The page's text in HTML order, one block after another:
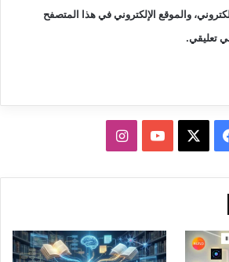
والموقع الإلكتروني في هذا المتصفح
تعليقي.
فيسبوك ‫YouTubeانستقرام